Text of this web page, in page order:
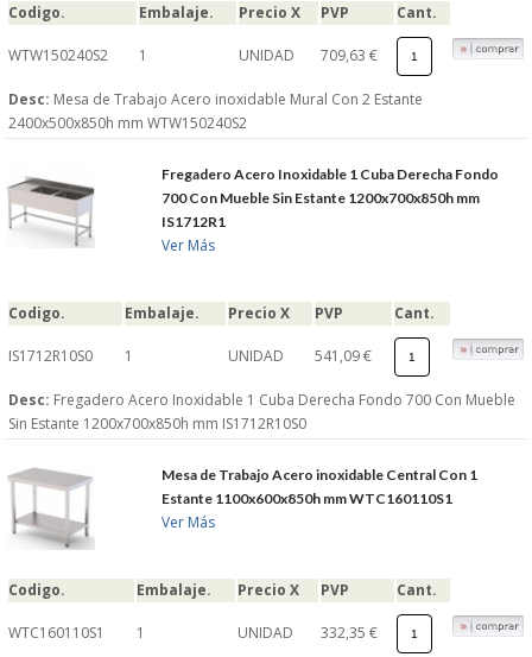
Codigo. Embalaje. Precio X PVP Cant.
WTW150240S2 1 UNIDAD 709,63 €
Desc: Mesa de Trabajo Acero inoxidable Mural Con 2 Estante
2400x500x850h mm WTW150240S2
Fregadero Acero Inoxidable 1 Cuba Derecha Fondo
700 Con Mueble Sin Estante 1200x700x850h mm
IS1712R1
Ver Más
Codigo. Embalaje. Precio X PVP Cant.
IS1712R10S0 1 UNIDAD 541,09 €
Desc: Fregadero Acero Inoxidable 1 Cuba Derecha Fondo 700 Con Mueble
Sin Estante 1200x700x850h mm IS1712R10S0
Mesa de Trabajo Acero inoxidable Central Con 1
Estante 1100x600x850h mm WTC160110S1
Ver Más
Codigo. Embalaje. Precio X PVP Cant.
WTC160110S1 1 UNIDAD 332,35 €